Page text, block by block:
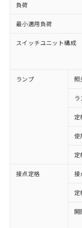
負荷
最小適用負荷
スイッチユニット構成
ランプ 照
定
使
定
接点定格 接
定
開
ご利用
以下の条件
ご利用くだ
本サ
商品
(税抜)
当社
対応済
非含有に対
対応予定：
有に対応し
対応予定な
非含有に非
調査・確認
非含有の対
非該当品：
害物質有無
仕入先様の
「○」：最
基準値以下
「×」：最